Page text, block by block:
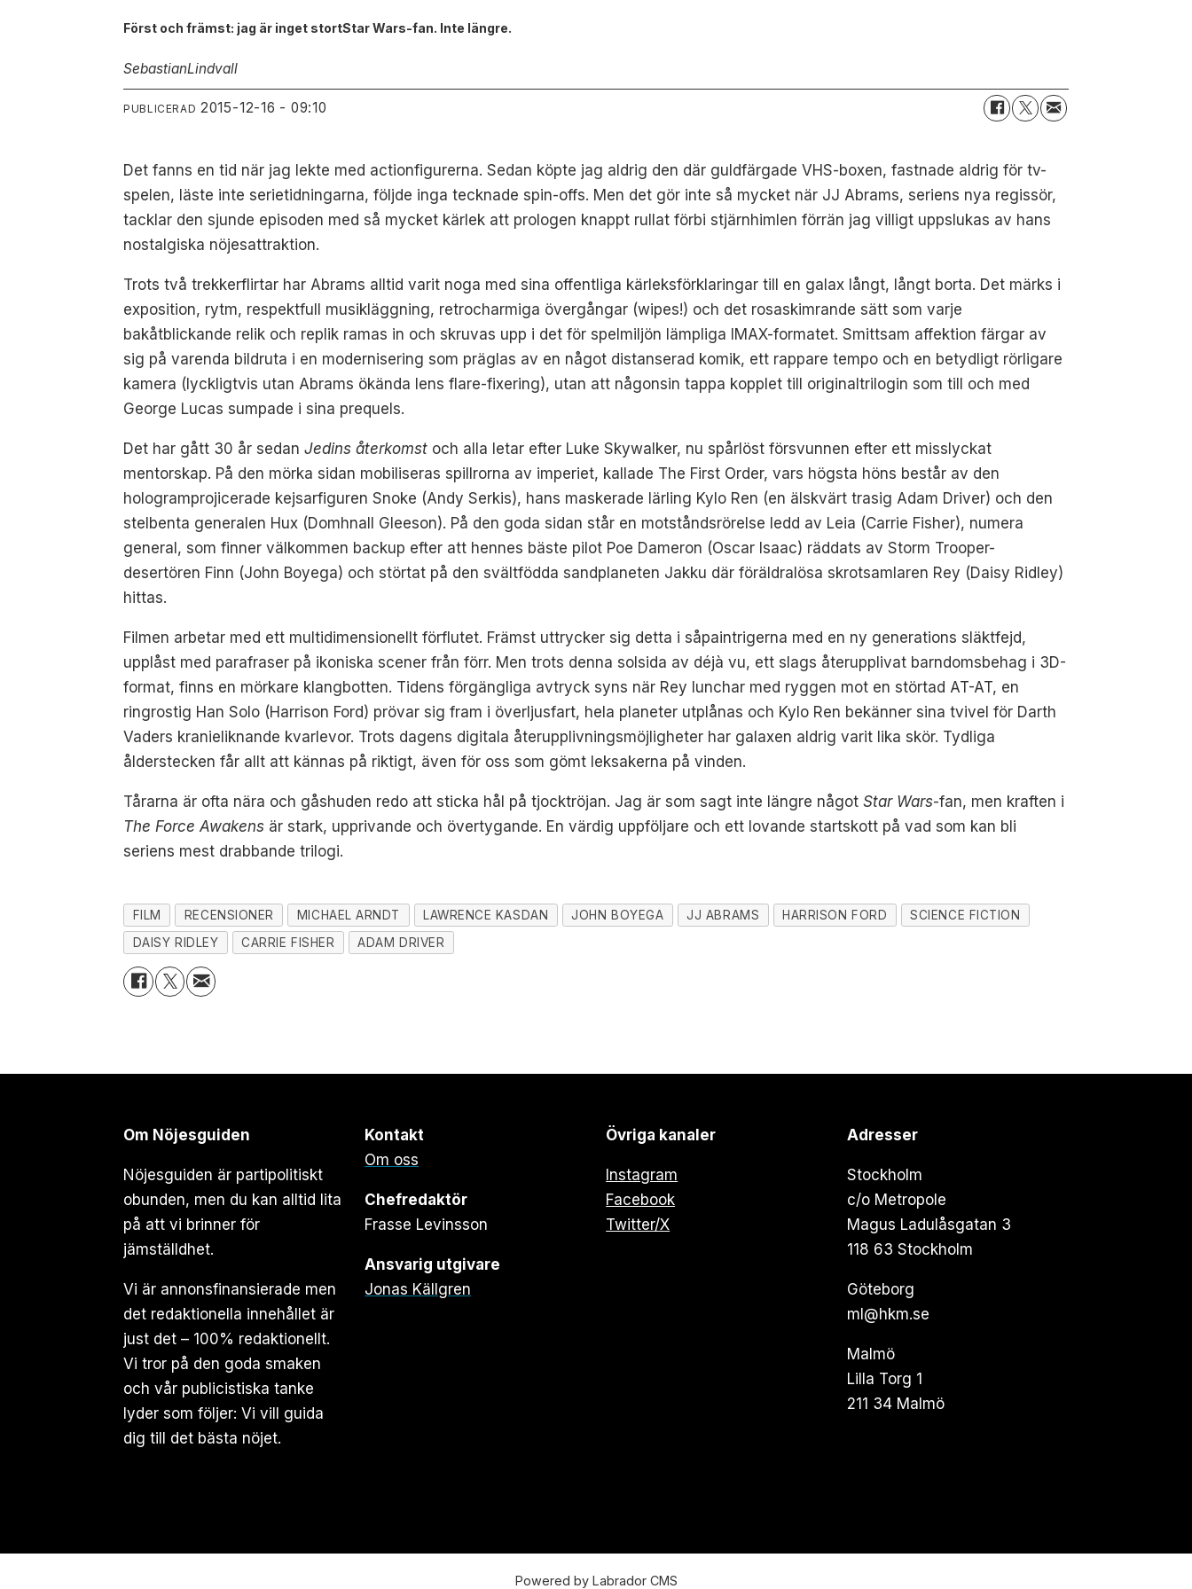
Först och främst: jag är inget stortStar Wars-fan. Inte längre.
SebastianLindvall
PUBLICERAD 2015-12-16 - 09:10
Det fanns en tid när jag lekte med actionfigurerna. Sedan köpte jag aldrig den där guldfärgade VHS-boxen, fastnade aldrig för tv-
spelen, läste inte serietidningarna, följde inga tecknade spin-offs. Men det gör inte så mycket när JJ Abrams, seriens nya regissör,
tacklar den sjunde episoden med så mycket kärlek att prologen knappt rullat förbi stjärnhimlen förrän jag villigt uppslukas av hans
nostalgiska nöjesattraktion.
Trots två trekkerflirtar har Abrams alltid varit noga med sina offentliga kärleksförklaringar till en galax långt, långt borta. Det märks i
exposition, rytm, respektfull musikläggning, retrocharmiga övergångar (wipes!) och det rosaskimrande sätt som varje
bakåtblickande relik och replik ramas in och skruvas upp i det för spelmiljön lämpliga IMAX-formatet. Smittsam affektion färgar av
sig på varenda bildruta i en modernisering som präglas av en något distanserad komik, ett rappare tempo och en betydligt rörligare
kamera (lyckligtvis utan Abrams ökända lens flare-fixering), utan att någonsin tappa kopplet till originaltrilogin som till och med
George Lucas sumpade i sina prequels.
Det har gått 30 år sedanJedins återkomst och alla letar efter Luke Skywalker, nu spårlöst försvunnen efter ett misslyckat
mentorskap. På den mörka sidan mobiliseras spillrorna av imperiet, kallade The First Order, vars högsta höns består av den
hologramprojicerade kejsarfiguren Snoke (Andy Serkis), hans maskerade lärling Kylo Ren (en älskvärt trasig Adam Driver) och den
stelbenta generalen Hux (Domhnall Gleeson). På den goda sidan står en motståndsrörelse ledd av Leia (Carrie Fisher), numera
general, som finner välkommen backup efter att hennes bäste pilot Poe Dameron (Oscar Isaac) räddats av Storm Trooper-
desertören Finn (John Boyega) och störtat på den svältfödda sandplaneten Jakku där föräldralösa skrotsamlaren Rey (Daisy Ridley)
hittas.
Filmen arbetar med ett multidimensionellt förflutet. Främst uttrycker sig detta i såpaintrigerna med en ny generations släktfejd,
upplåst med parafraser på ikoniska scener från förr. Men trots denna solsida av déjà vu, ett slags återupplivat barndomsbehag i 3D-
format, finns en mörkare klangbotten. Tidens förgängliga avtryck syns när Rey lunchar med ryggen mot en störtad AT-AT, en
ringrostig Han Solo (Harrison Ford) prövar sig fram i överljusfart, hela planeter utplånas och Kylo Ren bekänner sina tvivel för Darth
Vaders kranieliknande kvarlevor. Trots dagens digitala återupplivningsmöjligheter har galaxen aldrig varit lika skör. Tydliga
ålderstecken får allt att kännas på riktigt, även för oss som gömt leksakerna på vinden.
Tårarna är ofta nära och gåshuden redo att sticka hål på tjocktröjan. Jag är som sagt inte längre någotStar Wars-fan, men kraften i
The Force Awakens är stark, upprivande och övertygande. En värdig uppföljare och ett lovande startskott på vad som kan bli
seriens mest drabbande trilogi.
FILM RECENSIONER MICHAEL ARNDT LAWRENCE KASDAN JOHN BOYEGA JJ ABRAMS HARRISON FORD
SCIENCE FICTION
DAISY RIDLEY
CARRIE FISHER ADAM DRIVER
Om Nöjesguiden
Nöjesguiden är partipolitiskt
obunden, men du kan alltid lita
på att vi brinner för
jämställdhet.
Vi är annonsfinansierade men
det redaktionella innehållet är
just det – 100% redaktionellt.
Vi tror på den goda smaken
och vår publicistiska tanke
lyder som följer: Vi vill guida
dig till det bästa nöjet.
Kontakt
Om oss
Chefredaktör
Frasse Levinsson
Ansvarig utgivare
Jonas Källgren
Övriga kanaler
Instagram
Facebook
Twitter/X
Adresser
Stockholm
c/o Metropole
Magus Ladulåsgatan 3
118 63 Stockholm
Göteborg
ml@hkm.se
Malmö
Lilla Torg 1
211 34 Malmö
Powered by Labrador CMS